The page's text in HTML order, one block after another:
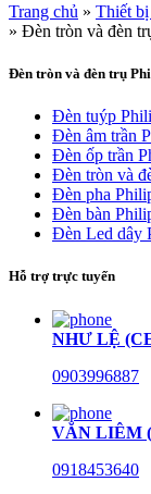
Trang chủ » Thiết bị
» Đèn tròn và đèn
Đèn tròn và đèn trụ
Đèn tuýp
Đèn âm trần
Đèn ốp trần
Đèn tròn và
Đèn pha
Đèn bàn
Đèn Led dây
Hỗ trợ trực tuyến
NHƯ LỆ
0903996887
VĂN LIÊM
0918453640